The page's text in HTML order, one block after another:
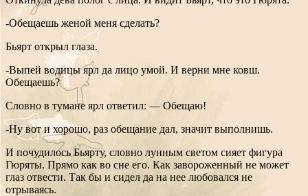
-Обещаешь женой меня сделать?
Бьярт открыл глаза.
-Выпей водицы ярл да лицо умой. И верни мне ковш.
Обещаешь?
Словно в тумане ярл ответил: — Обещаю!
-Ну вот и хорошо, раз обещание дал, значит выполнишь.
И почудилось Бьярту, словно лунным светом сияет фигура
Гюряты. Прямо как во сне его. Как завороженный не может
глаз отвести. Так бы и сидел да на нее любовался не
отрываясь.